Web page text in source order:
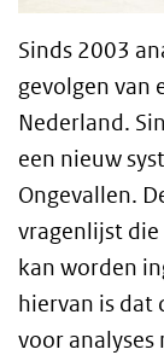
Sinds 2003
gevolgen van
Nederland.
een nieuw
Ongevallen.
vragenlijst
kan worden
hiervan is dat
voor